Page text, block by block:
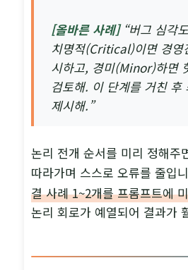
[올바른 사례]“버그 심각
치명적(Critical)이면 경영
시하고, 경미(Minor)하면
검토해. 이 단계를 거친 후
제시해.”
논리 전개 순서를 미리 정해주
따라가며 스스로 오류를 줄입
결 사례 1~2개를 프롬프트에
논리 회로가 예열되어 결과가